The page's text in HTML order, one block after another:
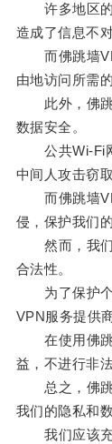
许多地区的
造成了信息不
而佛跳墙
由地访问所需
此外，佛跳
数据安全。
公共Wi-Fi网
中间人攻击窃
而佛跳墙
侵，保护我们
然而，我们
合法性。
为了保护个
VPN服务提供
在使用佛跳
益，不进行非
总之，佛跳
我们的隐私和
我们应该充